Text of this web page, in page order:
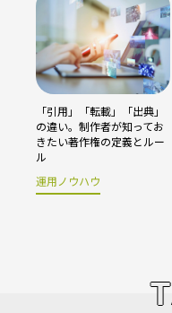
「引用」「転載」「出典」
の違い。制作者が知ってお
きたい著作権の定義とルー
ル
運用ノウハウ